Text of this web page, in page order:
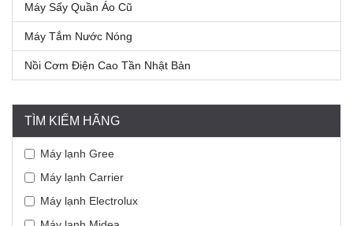
Máy Sấy Quần Áo Cũ
Máy Tắm Nước Nóng
Nồi Cơm Điện Cao Tần Nhật Bản
TÌM KIẾM HÃNG
Máy lạnh Gree
Máy lạnh Carrier
Máy lạnh Electrolux